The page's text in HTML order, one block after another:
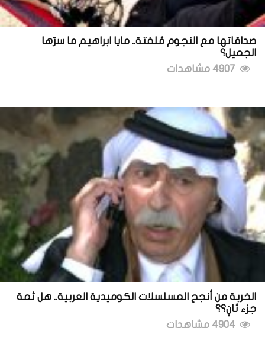
صداقاتها مع النجوم مُلفتة.. مايا ابراهيم ما سرّها
الجميل؟
الخربة من أنجح المسلسلات الكوميدية العربية.. هل ثمة
جزء ثانٍ؟؟